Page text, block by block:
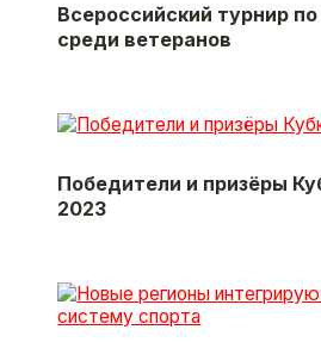
Всероссийский турнир
среди ветеранов
Победители и призёры
2023